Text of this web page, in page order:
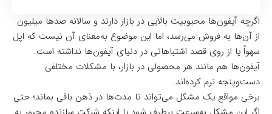
اگرچه آیفون‌ها محبوبیت بالایی در بازار دارند و سالانه صدها میلیون
از آن‌ها به فروش می‌رسد، اما این موضوع به‌معنای آن نیست که اپل
سهواً یا از روی قصد اشتباهاتی در دنیای آیفون‌ها نداشته است.
آیفون‌ها هم مانند هر محصولی در بازار، با مشکلات مختلفی
دست‌وپنجه نرم کرده‌اند.
برخی مواقع یک مشکل می‌تواند تا مدت‌ها در ذهن باقی بماند؛ حتی